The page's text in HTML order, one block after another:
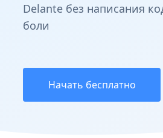
Delante без написания
боли
Начать бесплатно